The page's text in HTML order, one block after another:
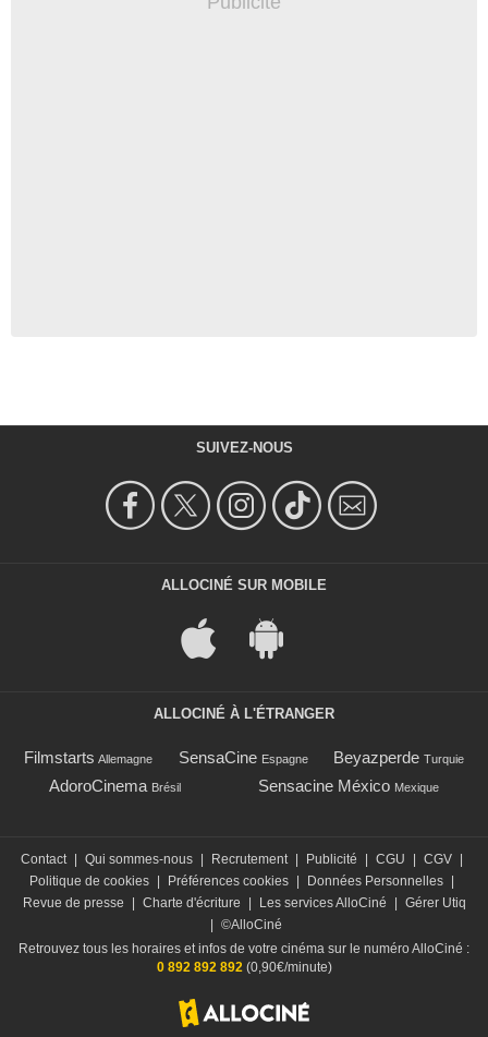
SUIVEZ-NOUS
ALLOCINÉ SUR MOBILE
ALLOCINÉ À L'ÉTRANGER
Filmstarts Allemagne SensaCine Espagne Beyazperde Turquie
AdoroCinema Brésil Sensacine México Mexique
Contact Qui sommes-nous Recrutement Publicité CGU CGV
Politique de cookies
Préférences cookies Données Personnelles
Revue de presse
Charte d'écriture Les services AlloCiné
Gérer Utiq
©AlloCiné
Retrouvez tous les horaires et infos de votre cinéma sur le numéro AlloCiné :
0 892 892 892(0,90€/minute)